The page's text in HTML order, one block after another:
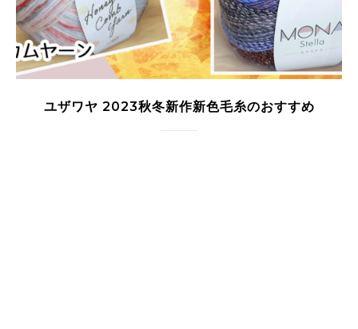
ユザワヤ 2023秋冬新作新色毛糸のおすすめ